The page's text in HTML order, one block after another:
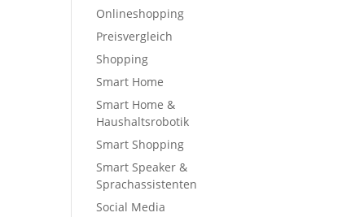
Onlineshopping
Preisvergleich
Shopping
Smart Home
Smart Home &
Haushaltsrobotik
Smart Shopping
Smart Speaker &
Sprachassistenten
Social Media